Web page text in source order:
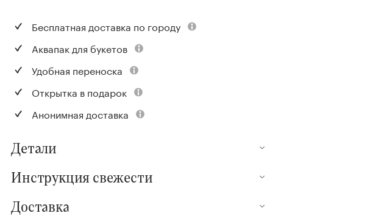
Бесплатная доставка по городу
Аквапак для букетов
Удобная переноска
Открытка в подарок
Анонимная доставка
Детали
Инструкция свежести
Доставка